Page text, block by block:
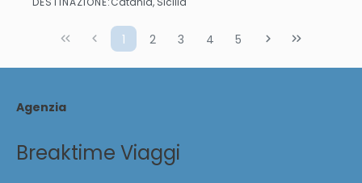
1 2 3 4 5
Agenzia
Breaktime Viaggi